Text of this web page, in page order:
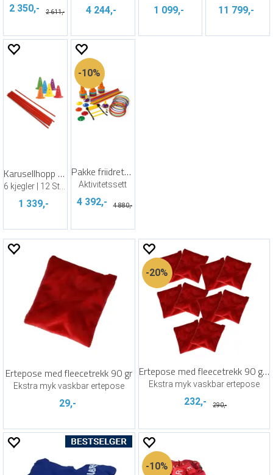
2 350,- 2 611,- 4 244,- 1 099,- 11 799,-
Karusellhopp - for 6 stk karuseller
1 339,-
10%
Pakke friidrett for barnehagen
Aktivitetssett
4 392,- 4 880,-
Ertepose med fleecetrekk 90 gr
Ekstra myk vaskbar ertepose
29,-
20%
Ertepose med fleecetrekk 90 gr (10)
Ekstra myk vaskbar ertepose
232,- 290,-
10%